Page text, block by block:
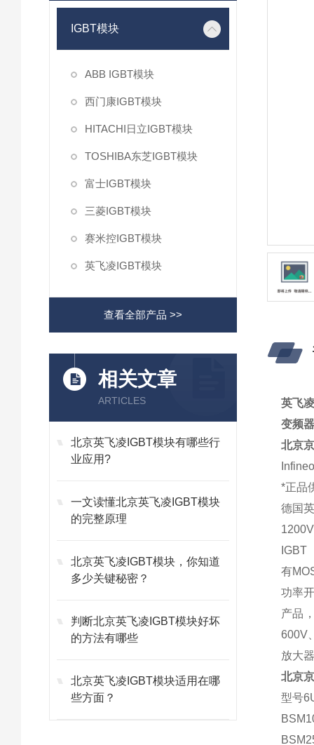
IGBT模块
ABB IGBT模块
西门康IGBT模块
HITACHI日立IGBT模块
TOSHIBA东芝IGBT模块
富士IGBT模块
三菱IGBT模块
赛米控IGBT模块
英飞凌IGBT模块
查看全部产品 >>
相关文章
ARTICLES
北京英飞凌IGBT模块有哪些行
业应用?
一文读懂北京英飞凌IGBT模块
的完整原理
北京英飞凌IGBT模块，你知道
多少关键秘密？
判断北京英飞凌IGBT模块好坏
的方法有哪些
北京英飞凌IGBT模块适用在哪
些方面？
英飞
变频
北京
*正品
德国
IGBT
有
功率
产品
600V
放大
北京
型号